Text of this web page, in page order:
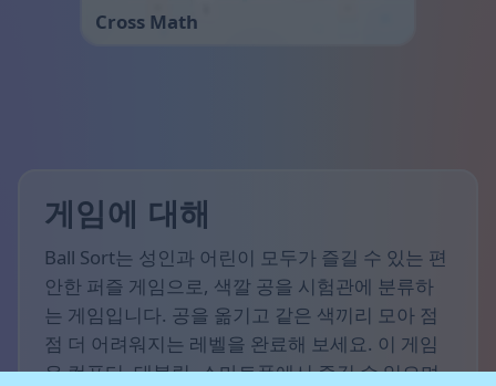
Cross Math
게임에 대해
Ball Sort는 성인과 어린이 모두가 즐길 수 있는 편
안한 퍼즐 게임으로, 색깔 공을 시험관에 분류하
는 게임입니다. 공을 옮기고 같은 색끼리 모아 점
점 더 어려워지는 레벨을 완료해 보세요. 이 게임
은 컴퓨터, 태블릿, 스마트폰에서 즐길 수 있으며,